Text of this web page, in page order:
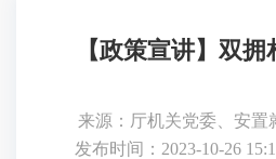
【政策宣讲】双
来源：厅机关党委、安置
发布时间：2023-10-26